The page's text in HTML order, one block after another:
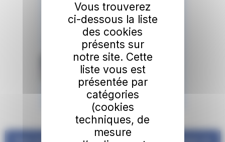
Vous trouverez
ci-dessous la liste
des cookies
présents sur
notre site. Cette
liste vous est
présentée par
catégories
(cookies
techniques, de
mesure